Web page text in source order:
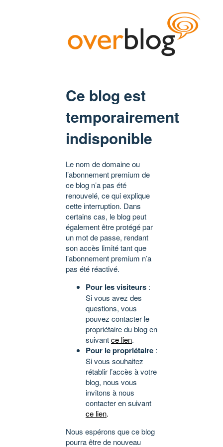
Ce blog est
temporairement
indisponible
Le nom de domaine ou
l’abonnement premium de
ce blog n’a pas été
renouvelé, ce qui explique
cette interruption. Dans
certains cas, le blog peut
également être protégé par
un mot de passe, rendant
son accès limité tant que
l’abonnement premium n’a
pas été réactivé.
Pour les visiteurs :
Si vous avez des
questions, vous
pouvez contacter le
propriétaire du blog en
suivantce lien.
Pour le propriétaire :
Si vous souhaitez
rétablir l’accès à votre
blog, nous vous
invitons à nous
contacter en suivant
ce lien.
Nous espérons que ce blog
pourra être de nouveau